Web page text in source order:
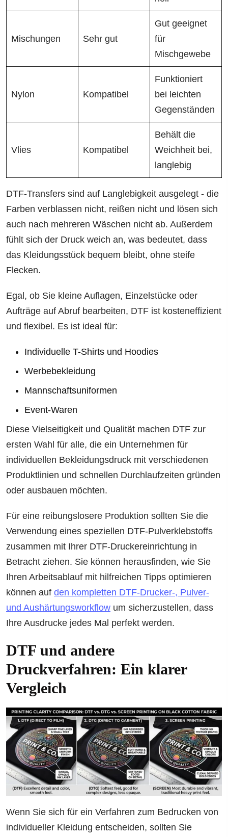
Mischungen Sehr gut
Gut geeignet
für
Mischgewebe
Nylon Kompatibel
Funktioniert
bei leichten
Gegenständen
Vlies Kompatibel
Behält die
Weichheit bei,
langlebig
DTF-Transfers sind auf Langlebigkeit ausgelegt - die
Farben verblassen nicht, reißen nicht und lösen sich
auch nach mehreren Wäschen nicht ab. Außerdem
fühlt sich der Druck weich an, was bedeutet, dass
das Kleidungsstück bequem bleibt, ohne steife
Flecken.
Egal, ob Sie kleine Auflagen, Einzelstücke oder
Aufträge auf Abruf bearbeiten, DTF ist kosteneffizient
und flexibel. Es ist ideal für:
Individuelle T-Shirts und Hoodies
Werbebekleidung
Mannschaftsuniformen
Event-Waren
Diese Vielseitigkeit und Qualität machen DTF zur
ersten Wahl für alle, die ein Unternehmen für
individuellen Bekleidungsdruck mit verschiedenen
Produktlinien und schnellen Durchlaufzeiten gründen
oder ausbauen möchten.
Für eine reibungslosere Produktion sollten Sie die
Verwendung eines speziellen DTF-Pulverklebstoffs
zusammen mit Ihrer DTF-Druckereinrichtung in
Betracht ziehen. Sie können herausfinden, wie Sie
Ihren Arbeitsablauf mit hilfreichen Tipps optimieren
können auf den kompletten DTF-Drucker-, Pulver-
und Aushärtungsworkflow um sicherzustellen, dass
Ihre Ausdrucke jedes Mal perfekt werden.
DTF und andere
Druckverfahren: Ein klarer
Vergleich
Wenn Sie sich für ein Verfahren zum Bedrucken von
individueller Kleidung entscheiden, sollten Sie